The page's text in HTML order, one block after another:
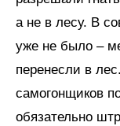
а не в лесу. В
уже не было –
перенесли в
самогонщиков
обязательно